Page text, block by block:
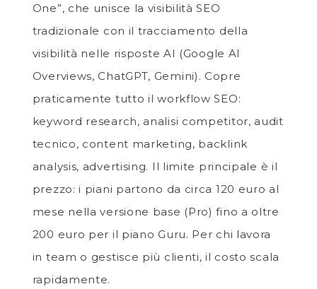
One”, che unisce la visibilità SEO
tradizionale con il tracciamento della
visibilità nelle risposte AI (Google AI
Overviews, ChatGPT, Gemini). Copre
praticamente tutto il workflow SEO:
keyword research, analisi competitor, audit
tecnico, content marketing, backlink
analysis, advertising. Il limite principale è il
prezzo: i piani partono da circa 120 euro al
mese nella versione base (Pro) fino a oltre
200 euro per il piano Guru. Per chi lavora
in team o gestisce più clienti, il costo scala
rapidamente.